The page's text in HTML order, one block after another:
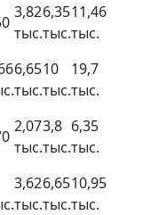
3,82
тыс.
6,35
тыс.
11,46
тыс.
6,65
тыс.
10
тыс.
19,7
тыс.
2,07
тыс.
3,8
тыс.
6,35
тыс.
3,62
тыс.
6,65
тыс.
10,95
тыс.